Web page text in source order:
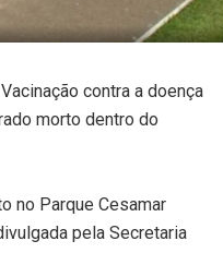
contra a doença
morto dentro do
no Parque Cesamar
pela Secretaria